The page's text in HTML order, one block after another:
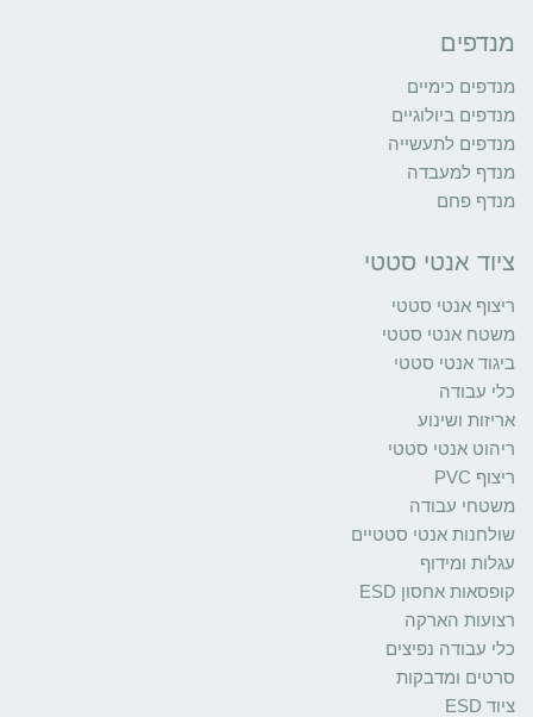
מנדפים
מנדפים כימיים
מנדפים ביולוגיים
מנדפים לתעשייה
מנדף למעבדה
מנדף פחם
ציוד אנטי סטטי
ריצוף אנטי סטטי
משטח אנטי סטטי
ביגוד אנטי סטטי
כלי עבודה
אריזות ושינוע
ריהוט אנטי סטטי
ריצוף PVC
משטחי עבודה
שולחנות אנטי סטטיים
עגלות ומידוף
קופסאות אחסון ESD
רצועות הארקה
כלי עבודה נפיצים
סרטים ומדבקות
ציוד ESD